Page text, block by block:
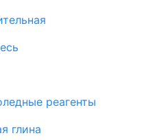
реагенты
глина